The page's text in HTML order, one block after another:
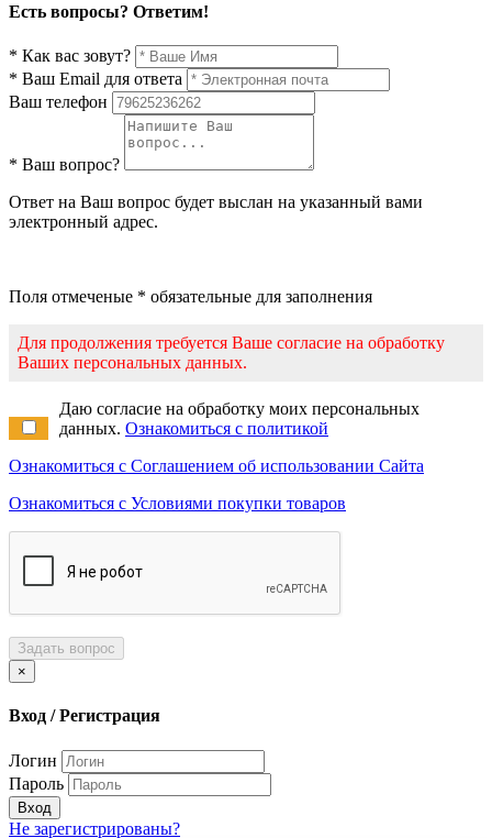
Есть вопросы? Ответим!
* Как вас зовут?
* Ваш Email для ответа
Ваш телефон
* Ваш вопрос?
Ответ на Ваш вопрос будет выслан на указанный вами
электронный адрес.
Поля отмеченые * обязательные для заполнения
Для продолжения требуется Ваше согласие на обработку
Ваших персональных данных.
Даю согласие на обработку моих персональных
данных. Ознакомиться с политикой
Ознакомиться с Соглашением об использовании Сайта
Ознакомиться с Условиями покупки товаров
Задать вопрос
×
Вход / Регистрация
Логин
Пароль
Вход
Не зарегистрированы?